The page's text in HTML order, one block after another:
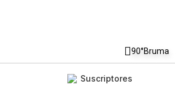
90°Bruma
Suscriptores